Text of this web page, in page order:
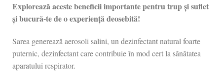
Explorează aceste beneficii importante pentru trup și suflet
și bucură-te de o experiență deosebită!
Sarea generează aerosoli salini, un dezinfectant natural foarte
puternic, dezinfectant care contribuie în mod cert la sănătatea
aparatului respirator.